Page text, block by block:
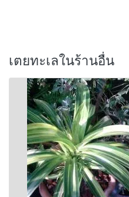
เตยทะเลในร้านอื่น